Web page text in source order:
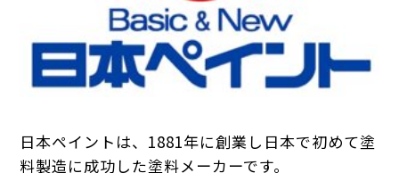
日本ペイントは、1881年に創業し日本で初めて塗
料製造に成功した塗料メーカーです。